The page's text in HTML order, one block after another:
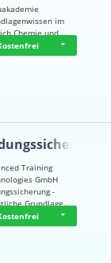
im
Chemie und …
Training
GmbH
-
Grundlage…